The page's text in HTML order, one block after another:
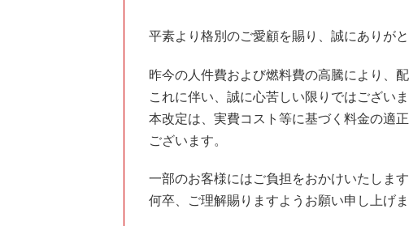
平素より格別のご愛顧を賜り、誠にありがと
昨今の人件費および燃料費の高騰により、
これに伴い、誠に心苦しい限りではござい
本改定は、実費コスト等に基づく料金の適
ございます。
一部のお客様にはご負担をおかけいたしま
何卒、ご理解賜りますようお願い申し上げま